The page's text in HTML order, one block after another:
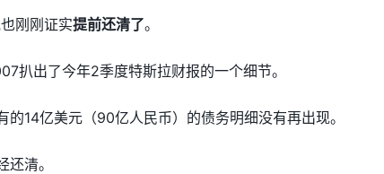
刚刚证实提前还清了。
扒出了今年2季度特斯拉财报的一个细节。
14亿美元（90亿人民币）的债务明细没有再出现。
清。